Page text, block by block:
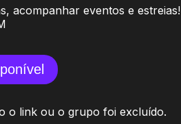
acompanhar eventos e estreias!
o link ou o grupo foi excluído.